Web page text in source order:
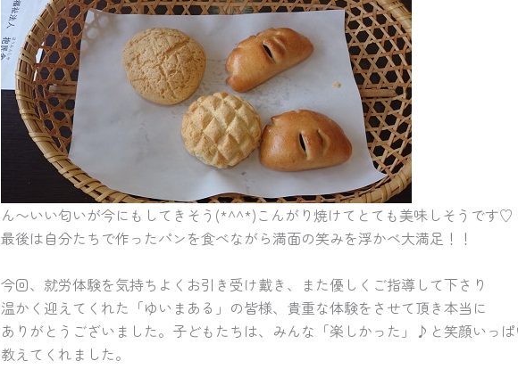
ん〜いい匂いが今にもしてきそう(*^^*)こんがり焼けてとても美味しそうです♡
最後は自分たちで作ったパンを食べながら満面の笑みを浮かべ大満足！！
今回、就労体験を気持ちよくお引き受け戴き、また優しくご指導して下さり
温かく迎えてくれた「ゆいまある」の皆様、貴重な体験をさせて頂き本当に
ありがとうございました。子どもたちは、みんな「楽しかった」♪と笑顔いっ
教えてくれました。